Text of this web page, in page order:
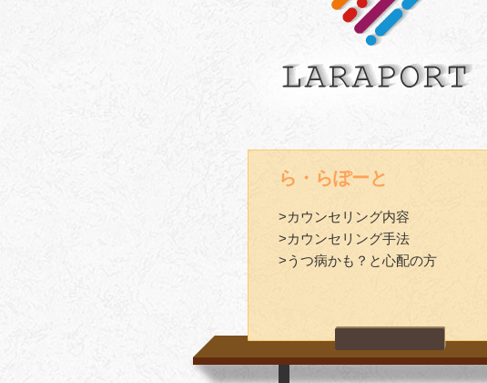
ら・らぽーと
>カウンセリング内容
>カウンセリング手法
>うつ病かも？と心配の方